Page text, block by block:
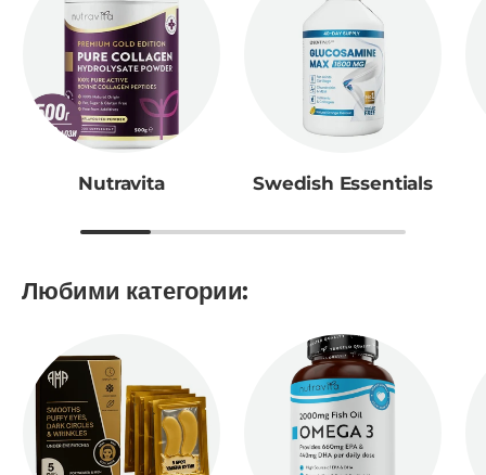
Nutravita Swedish Essentials
Любими категории: